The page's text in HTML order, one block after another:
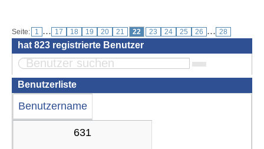
Seite: 1 ... 17 18 19 20 21 22 23 24 25 26 ... 28
hat 823 registrierte Benutzer
Benutzerliste
Benutzername
631